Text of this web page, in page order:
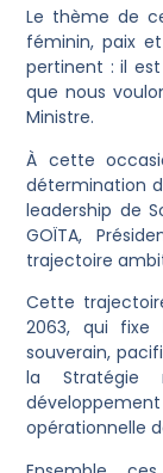
Le thème de
féminin, paix
pertinent : il
que nous
Ministre.
À cette
détermination
leadership de
GOÏTA,
trajectoire
Cette
2063, qui fixe
souverain,
la Stratégie
opérationnelle